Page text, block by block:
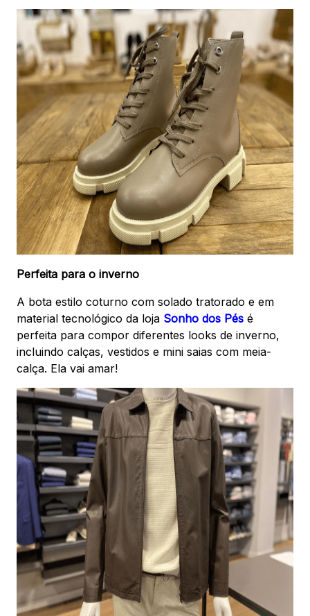
Perfeita para o inverno
A bota estilo coturno com solado tratorado e em
material tecnológico da loja Sonho dos Pés é
perfeita para compor diferentes looks de inverno,
incluindo calças, vestidos e mini saias com meia-
calça. Ela vai amar!